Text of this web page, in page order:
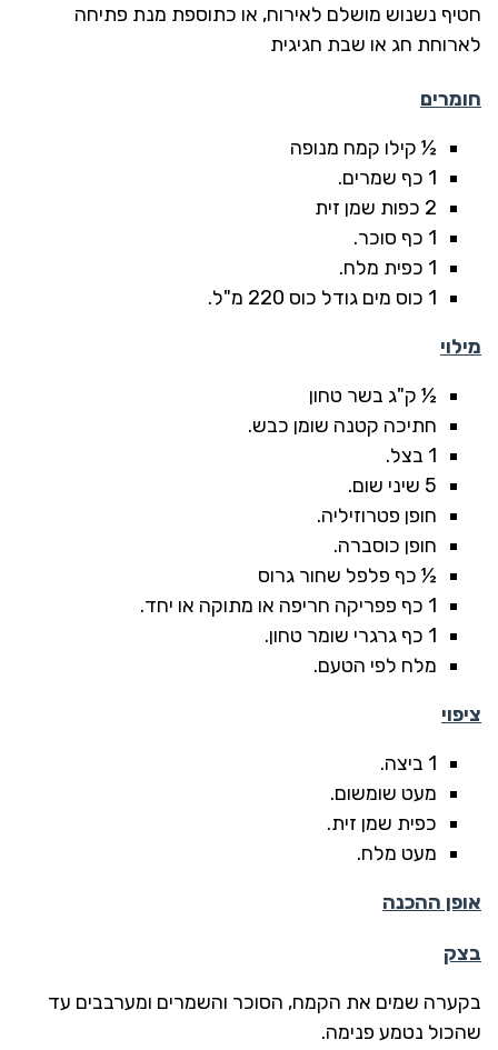
חטיף נשנוש מושלם לאירוח, או כתוספת מנת פתיחה
לארוחת חג או שבת חגיגית
חומרים
½ קילו קמח מנופה
1 כף שמרים.
2 כפות שמן זית
1 כף סוכר.
1 כפית מלח.
1 כוס מים גודל כוס 220 מ"ל.
מילוי
½ ק"ג בשר טחון
חתיכה קטנה שומן כבש.
1 בצל.
5 שיני שום.
חופן פטרוזיליה.
חופן כוסברה.
½ כף פלפל שחור גרוס
1 כף פפריקה חריפה או מתוקה או יחד.
1 כף גרגרי שומר טחון.
מלח לפי הטעם.
ציפוי
1 ביצה.
מעט שומשום.
כפית שמן זית.
מעט מלח.
אופן ההכנה
בצק
בקערה שמים את הקמח, הסוכר והשמרים ומערבבים עד
שהכול נטמע פנימה.